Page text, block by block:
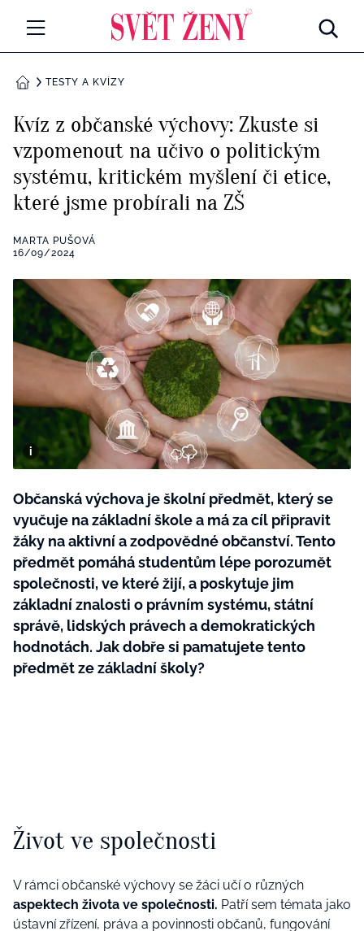
Všechny kategorie
Rozhovory
RETROHUBKY
PSYCHOLOGIE
Seberozvoj
ZDRAVÍ
Životní styl
ZÁBAVA
Všechny kategorie
Testy a kvízy
BYDLENÍ
Všechny kategorie
Rady a tipy
BurdaMedia
Extra
SVĚT ŽENY - 599 KČ
ROČNÍ PŘEDPLATNÉ SVĚT ŽENY +
SADA PRODUKTŮ MANA (10 ks)
DOMŮTESTY A KVÍZY
Kvíz z občanské výchovy: Zkuste si
vzpomenout na učivo o politickým
systému, kritickém myšlení či etice,
které jsme probírali na ZŠ
MARTA PUŠOVÁ
16/09/2024
Občanská výchova je školní předmět, který se
vyučuje na základní škole a má za cíl připravit
žáky na aktivní a zodpovědné občanství. Tento
předmět pomáhá studentům lépe porozumět
společnosti, ve které žijí, a poskytuje jim
základní znalosti o právním systému, státní
správě, lidských právech a demokratických
hodnotách. Jak dobře si pamatujete tento
předmět ze základní školy?
Život ve společnosti
V rámci občanské výchovy se žáci učí o různých
aspektech života ve společnosti. Patří sem témata jako
ústavní zřízení, práva a povinnosti občanů, fungování